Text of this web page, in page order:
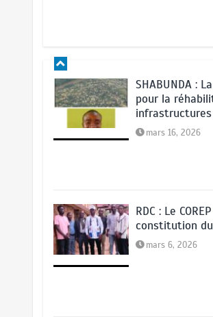
au chevet de l’orphelinat
Amatu de Turunga
juillet 13, 2026
SHABUNDA :
pour la
mars 16, 2026
RDC : Le
constitution
mars 6, 2026